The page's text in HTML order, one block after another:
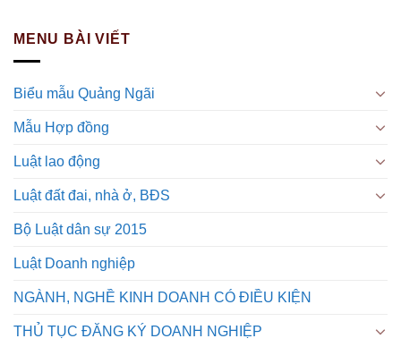
MENU BÀI VIẾT
Biểu mẫu Quảng Ngãi
Mẫu Hợp đồng
Luật lao động
Luật đất đai, nhà ở, BĐS
Bộ Luật dân sự 2015
Luật Doanh nghiệp
NGÀNH, NGHỀ KINH DOANH CÓ ĐIỀU KIỆN
THỦ TỤC ĐĂNG KÝ DOANH NGHIỆP